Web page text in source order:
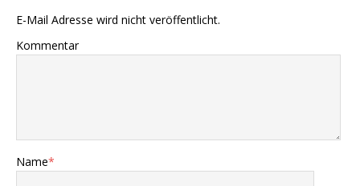
E-Mail Adresse wird nicht veröffentlicht.
Kommentar
Name*